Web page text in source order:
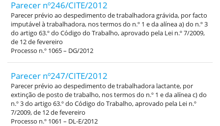
Parecer nº246/CITE/2012
Parecer prévio ao despedimento de trabalhadora grávida, por facto
imputável à trabalhadora, nos termos do n.º 1 e da alínea a) do n.º 3
do artigo 63.º do Código do Trabalho, aprovado pela Lei n.º 7/2009,
de 12 de fevereiro
Processo n.º 1065 – DG/2012
Parecer nº247/CITE/2012
Parecer prévio ao despedimento de trabalhadora lactante, por
extinção de posto de trabalho, nos termos do n.º 1 e da alínea c) do
n.º 3 do artigo 63.º do Código do Trabalho, aprovado pela Lei n.º
7/2009, de 12 de fevereiro
Processo n.º 1061 – DL-E/2012